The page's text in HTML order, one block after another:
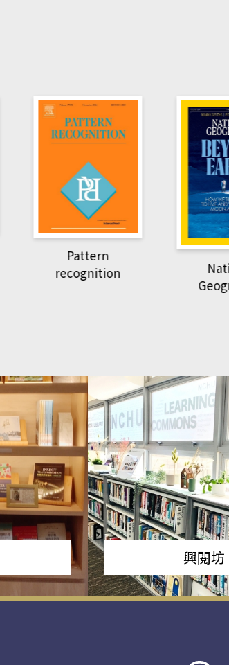
Pattern
recognition
興閱坊